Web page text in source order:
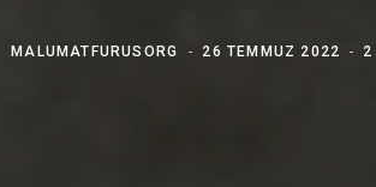
MALUMATFURUSORG 26 TEMMUZ 2022 2